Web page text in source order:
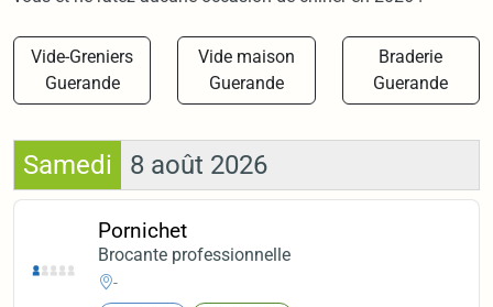
Vide-Greniers
Guerande
Vide maison
Guerande
Braderie
Guerande
Samedi 8 août 2026
Pornichet
Brocante professionnelle
-